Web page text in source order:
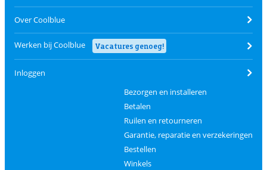
Over Coolblue
Werken bij Coolblue Vacatures genoeg!
Inloggen
Bezorgen en installeren
Betalen
Ruilen en retourneren
Garantie, reparatie en verzekeringen
Bestellen
Winkels